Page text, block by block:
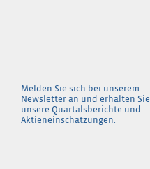
Melden Sie sich bei unserem
Newsletter an und erhalten Sie
unsere Quartalsberichte und
Aktieneinschätzungen.